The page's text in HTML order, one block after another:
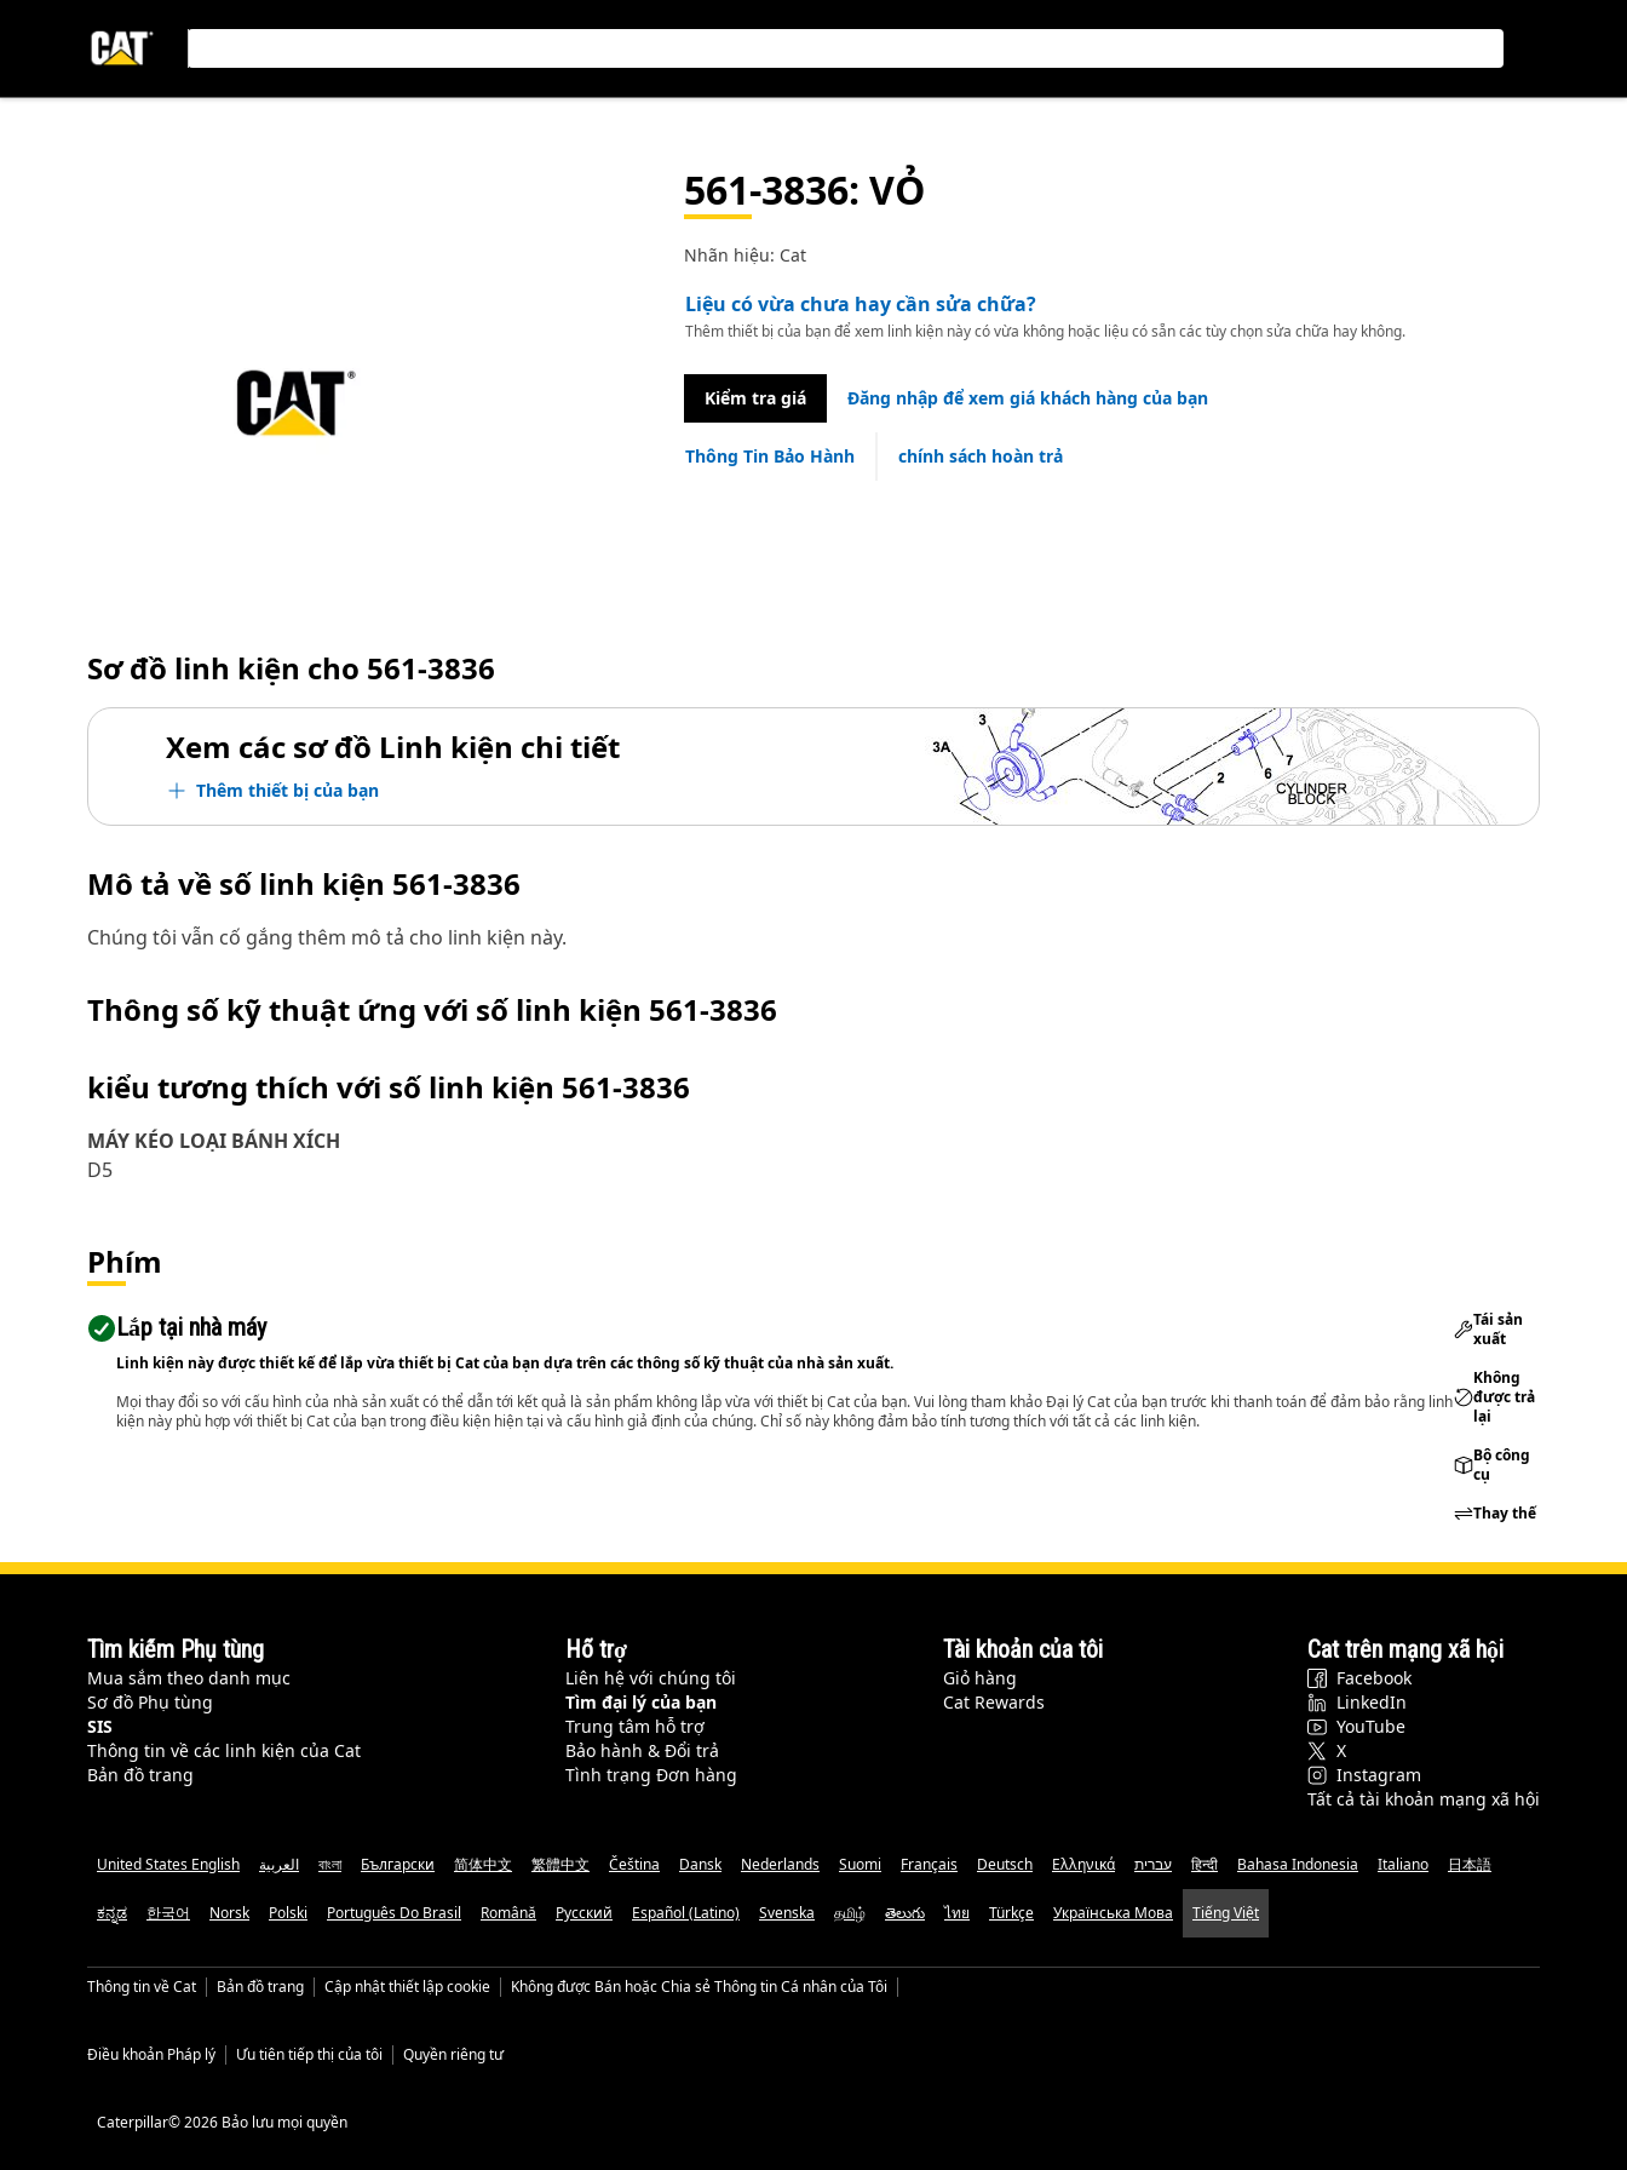
561-3836: VỎ
Nhãn hiệu: Cat
Liệu có vừa chưa hay cần sửa chữa?
Thêm thiết bị của bạn để xem linh kiện này có vừa không hoặc liệu có sẵn các tùy chọn sửa chữa hay không.
Kiểm tra giá Đăng nhập để xem giá khách hàng của bạn
Thông Tin Bảo Hành chính sách hoàn trả
Sơ đồ linh kiện cho 561-3836
Xem các sơ đồ Linh kiện chi tiết
Thêm thiết bị của bạn
Mô tả về số linh kiện 561-3836
Chúng tôi vẫn cố gắng thêm mô tả cho linh kiện này.
Thông số kỹ thuật ứng với số linh kiện 561-3836
kiểu tương thích với số linh kiện 561-3836
MÁY KÉO LOẠI BÁNH XÍCH
D5
Phím
Lắp tại nhà máy
Linh kiện này được thiết kế để lắp vừa thiết bị Cat của bạn dựa trên các thông số kỹ thuật của nhà sản xuất.
Mọi thay đổi so với cấu hình của nhà sản xuất có thể dẫn tới kết quả là sản phẩm không lắp vừa với thiết bị Cat của bạn. Vui lòng tham khảo Đại lý Cat của bạn trước khi thanh toán để đảm bảo rằng linh
kiện này phù hợp với thiết bị Cat của bạn trong điều kiện hiện tại và cấu hình giả định của chúng. Chỉ số này không đảm bảo tính tương thích với tất cả các linh kiện.
Tái sản
xuất
Không
được trả
lại
Bộ công
cụ
Thay thế
Tìm kiếm Phụ tùng
Mua sắm theo danh mục
Sơ đồ Phụ tùng
SIS
Thông tin về các linh kiện của Cat
Bản đồ trang
Hỗ trợ
Liên hệ với chúng tôi
Tìm đại lý của bạn
Trung tâm hỗ trợ
Bảo hành & Đổi trả
Tình trạng Đơn hàng
Tài khoản của tôi
Giỏ hàng
Cat Rewards
Cat trên mạng xã hội
Facebook
LinkedIn
YouTube
X
Instagram
Tất cả tài khoản mạng xã hội
United States English العربية বাংলা Български 简体中文 繁體中文 Čeština Dansk Nederlands Suomi Français Deutsch Ελληνικά עברית हिन्दी Bahasa Indonesia Italiano 日本語
ಕನ್ನಡ 한국어 Norsk Polski Português Do Brasil Română Русский Español (Latino) Svenska தமிழ் తెలుగు ไทย Türkçe Українська Мова Tiếng Việt
Thông tin về Cat Bản đồ trang Cập nhật thiết lập cookie Không được Bán hoặc Chia sẻ Thông tin Cá nhân của Tôi
Điều khoản Pháp lý Ưu tiên tiếp thị của tôi Quyền riêng tư
Caterpillar© 2026 Bảo lưu mọi quyền